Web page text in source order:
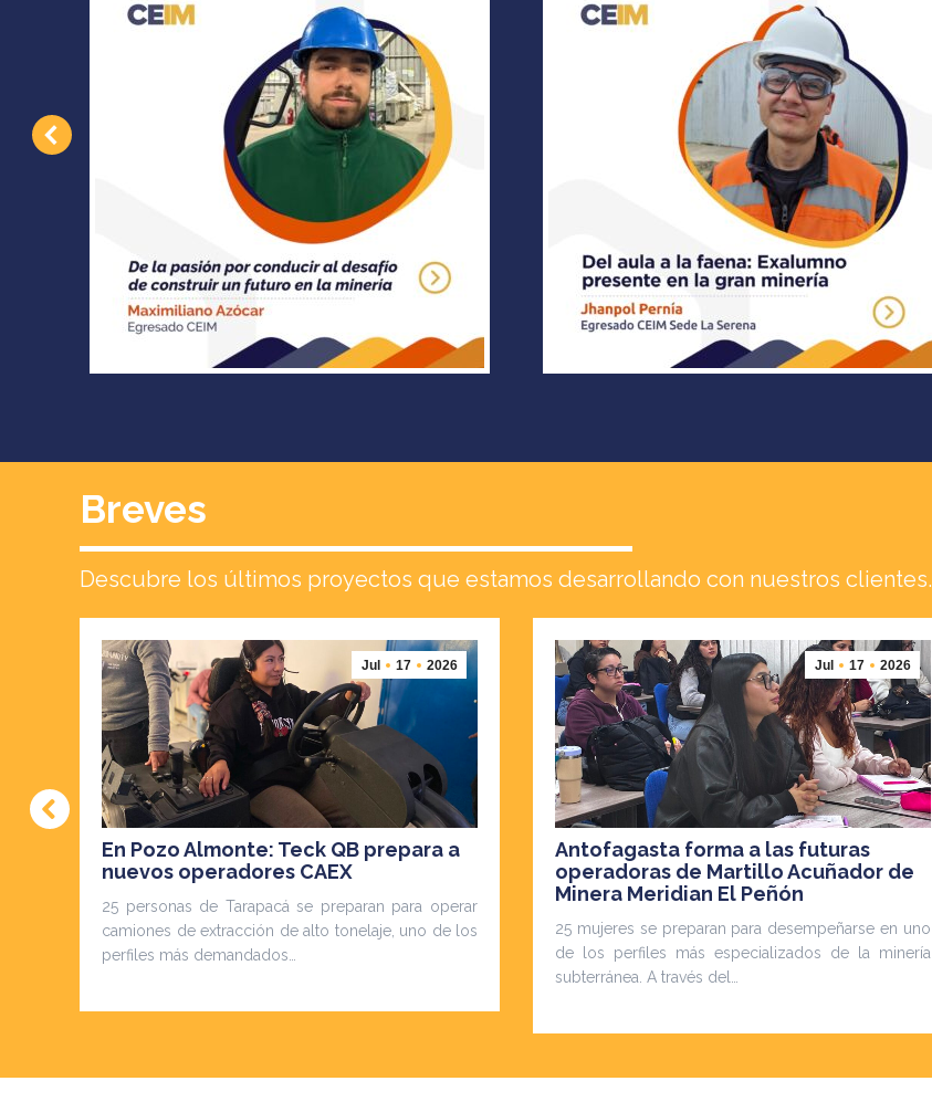
Breves
Descubre los últimos proyectos que estamos desarrollando con nuestros clientes.
Jul 17 2026
En Pozo Almonte: Teck QB prepara a
nuevos operadores CAEX
25 personas de Tarapacá se preparan para operar
camiones de extracción de alto tonelaje, uno de los
perfiles más demandados…
Jul 17 2026
Antofagasta forma a las futuras
operadoras de Martillo Acuñador de
Minera Meridian El Peñón
25 mujeres se preparan para desempeñarse en uno
de los perfiles más especializados de la minería
subterránea. A través del…